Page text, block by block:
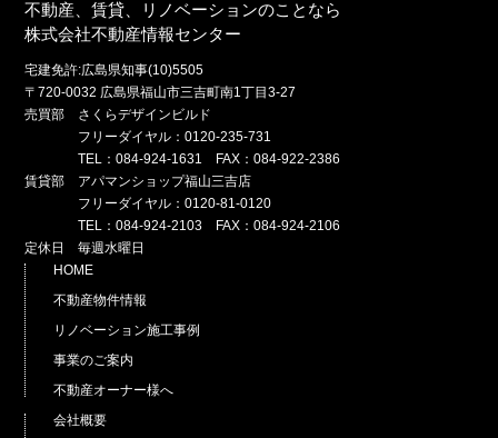
不動産、賃貸、リノベーションのことなら
株式会社不動産情報センター
宅建免許:広島県知事(10)5505
〒720-0032 広島県福山市三吉町南1丁目3-27
売買部 さくらデザインビルド
フリーダイヤル：0120-235-731
TEL：084-924-1631 FAX：084-922-2386
賃貸部 アパマンショップ福山三吉店
フリーダイヤル：0120-81-0120
TEL：084-924-2103 FAX：084-924-2106
定休日 毎週水曜日
HOME
不動産物件情報
リノベーション施工事例
事業のご案内
不動産オーナー様へ
会社概要